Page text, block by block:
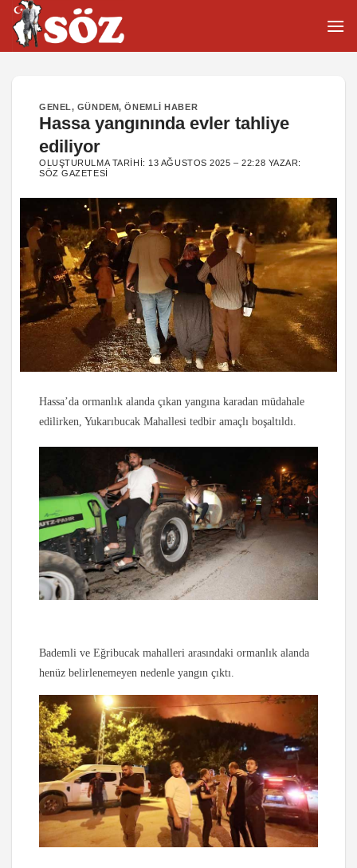
İçeriğe
atla
GENEL, GÜNDEM,ÖNEMLI HABER
Hassa yangınında evler tahliye
ediliyor
OLUŞTURULMA TARIHI: 13 AĞUSTOS 2025 – 22:28 YAZAR:
SÖZ GAZETESI
Hassa’da ormanlık alanda çıkan yangına karadan müdahale
edilirken, Yukarıbucak Mahallesi tedbir amaçlı boşaltıldı.
Bademli ve Eğribucak mahalleri arasındaki ormanlık alanda
henüz belirlenemeyen nedenle yangın çıktı.